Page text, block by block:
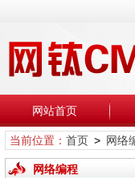
网站首页
当前位置： 首页> 网络
网络编程